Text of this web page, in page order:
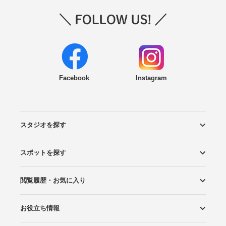
Facebook Instagram
スタジオを探す
エリアから探す
こだわりから探す
NEW PHOTO STYLE
プランから探す
フォトタイプ診断
フォトグラファーから探す
国内リゾートから探す
スポットを探す
ロケーションから探す
スタジオから探す
閲覧履歴・お気に入り
閲覧スタジオ
お気に入り
お役立ち情報